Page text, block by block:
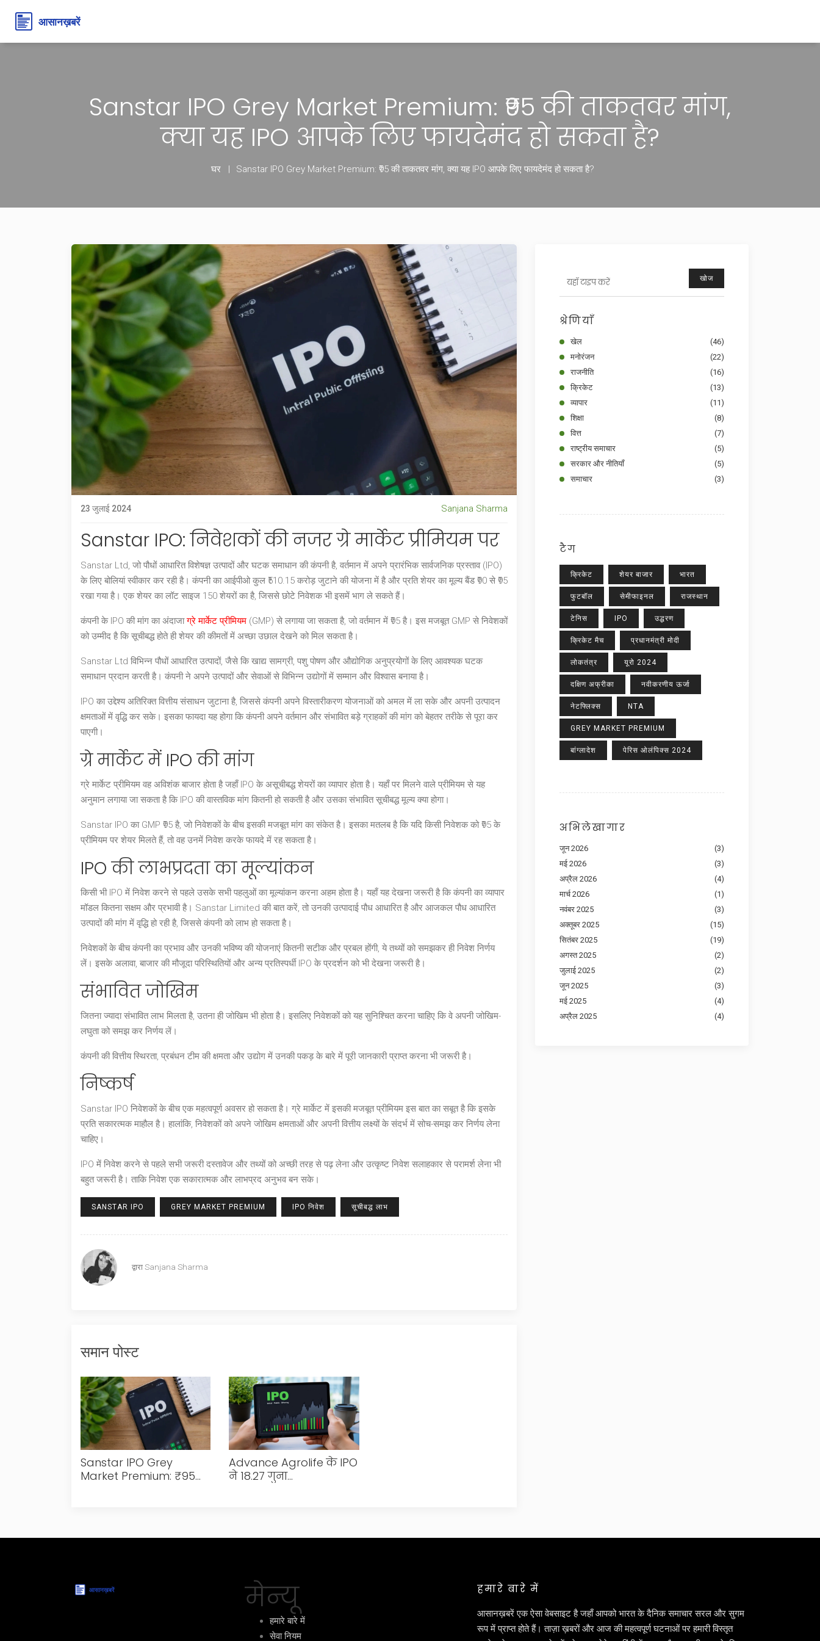
Sanstar IPO Grey Market Premium: ₹95 की ताकतवर मांग,
क्या यह IPO आपके लिए फायदेमंद हो सकता है?
घर Sanstar IPO Grey Market Premium: ₹95 की ताकतवर मांग, क्या यह IPO आपके लिए फायदेमंद हो सकता है?
23 जुलाई 2024 Sanjana Sharma
Sanstar IPO: निवेशकों की नजर ग्रे मार्केट प्रीमियम पर
Sanstar Ltd, जो पौधों आधारित विशेषज्ञ उत्पादों और घटक समाधान की कंपनी है, वर्तमान में अपने प्रारंभिक सार्वजनिक प्रस्ताव (IPO)
के लिए बोलियां स्वीकार कर रही है। कंपनी का आईपीओ कुल ₹510.15 करोड़ जुटाने की योजना में है और प्रति शेयर का मूल्य बैंड ₹90 से ₹95
रखा गया है। एक शेयर का लॉट साइज 150 शेयरों का है, जिससे छोटे निवेशक भी इसमें भाग ले सकते हैं।
कंपनी के IPO की मांग का अंदाजाग्रे मार्केट प्रीमियम (GMP) से लगाया जा सकता है, जो वर्तमान में ₹95 है। इस मजबूत GMP से निवेशकों
को उम्मीद है कि सूचीबद्ध होते ही शेयर की कीमतों में अच्छा उछाल देखने को मिल सकता है।
Sanstar Ltd विभिन्न पौधों आधारित उत्पादों, जैसे कि खाद्य सामग्री, पशु पोषण और औद्योगिक अनुप्रयोगों के लिए आवश्यक घटक
समाधान प्रदान करती है। कंपनी ने अपने उत्पादों और सेवाओं से विभिन्न उद्योगों में सम्मान और विश्वास बनाया है।
IPO का उद्देश्य अतिरिक्त वित्तीय संसाधन जुटाना है, जिससे कंपनी अपने विस्तारीकरण योजनाओं को अमल में ला सके और अपनी उत्पादन
क्षमताओं में वृद्धि कर सके। इसका फायदा यह होगा कि कंपनी अपने वर्तमान और संभावित बड़े ग्राहकों की मांग को बेहतर तरीके से पूरा कर
पाएगी।
ग्रे मार्केट में IPO की मांग
ग्रे मार्केट प्रीमियम वह अविशंक बाजार होता है जहाँ IPO के असूचीबद्ध शेयरों का व्यापार होता है। यहाँ पर मिलने वाले प्रीमियम से यह
अनुमान लगाया जा सकता है कि IPO की वास्तविक मांग कितनी हो सकती है और उसका संभावित सूचीबद्ध मूल्य क्या होगा।
Sanstar IPO का GMP ₹95 है, जो निवेशकों के बीच इसकी मजबूत मांग का संकेत है। इसका मतलब है कि यदि किसी निवेशक को ₹95 के
प्रीमियम पर शेयर मिलते हैं, तो वह उनमें निवेश करके फायदे में रह सकता है।
IPO की लाभप्रदता का मूल्यांकन
किसी भी IPO में निवेश करने से पहले उसके सभी पहलुओं का मूल्यांकन करना अहम होता है। यहाँ यह देखना जरूरी है कि कंपनी का व्यापार
मॉडल कितना सक्षम और प्रभावी है। Sanstar Limited की बात करें, तो उनकी उत्पादाई पौध आधारित है और आजकल पौध आधारित
उत्पादों की मांग में वृद्धि हो रही है, जिससे कंपनी को लाभ हो सकता है।
निवेशकों के बीच कंपनी का प्रभाव और उनकी भविष्य की योजनाएं कितनी सटीक और प्रबल होंगी, ये तथ्यों को समझकर ही निवेश निर्णय
लें। इसके अलावा, बाजार की मौजूदा परिस्थितियों और अन्य प्रतिस्पर्धी IPO के प्रदर्शन को भी देखना जरूरी है।
संभावित जोखिम
जितना ज्यादा संभावित लाभ मिलता है, उतना ही जोखिम भी होता है। इसलिए निवेशकों को यह सुनिश्चित करना चाहिए कि वे अपनी जोखिम-
लघुता को समझ कर निर्णय लें।
कंपनी की वित्तीय स्थिरता, प्रबंधन टीम की क्षमता और उद्योग में उनकी पकड़ के बारे में पूरी जानकारी प्राप्त करना भी जरूरी है।
निष्कर्ष
Sanstar IPO निवेशकों के बीच एक महत्वपूर्ण अवसर हो सकता है। ग्रे मार्केट में इसकी मजबूत प्रीमियम इस बात का सबूत है कि इसके
प्रति सकारत्मक माहौल है। हालांकि, निवेशकों को अपने जोखिम क्षमताओं और अपनी वित्तीय लक्ष्यों के संदर्भ में सोच-समझ कर निर्णय लेना
चाहिए।
IPO में निवेश करने से पहले सभी जरूरी दस्तावेज और तथ्यों को अच्छी तरह से पढ़ लेना और उत्कृष्ट निवेश सलाहकार से परामर्श लेना भी
बहुत जरूरी है। ताकि निवेश एक सकारात्मक और लाभप्रद अनुभव बन सके।
SANSTAR IPO GREY MARKET PREMIUM IPO निवेश सूचीबद्ध लाभ
द्वारा Sanjana Sharma
समान पोस्ट
Sanstar IPO Grey
Market Premium: ₹95
Advance Agrolife के IPO
ने 18.27 गुना
खोज
श्रेणियाँ
खेल
(46)
मनोरंजन
(22)
राजनीति
(16)
क्रिकेट
(13)
व्यापार
(11)
शिक्षा
(8)
वित्त
(7)
राष्ट्रीय समाचार
(5)
सरकार और नीतियाँ
(5)
समाचार
(3)
टैग
क्रिकेट शेयर बाजार भारत
फुटबॉल सेमीफाइनल राजस्थान
टेनिस IPO उद्धरण
क्रिकेट मैच प्रधानमंत्री मोदी
लोकतंत्र यूरो 2024
दक्षिण अफ्रीका नवीकरणीय ऊर्जा
नेटफ्लिक्स NTA
GREY MARKET PREMIUM
बांग्लादेश पेरिस ओलंपिक्स 2024
अभिलेखागार
जून 2026
(3)
मई 2026
(3)
अप्रैल 2026
(4)
मार्च 2026
(1)
नवंबर 2025
(3)
अक्तूबर 2025
(15)
सितंबर 2025
(19)
अगस्त 2025
(2)
जुलाई 2025
(2)
जून 2025
(3)
मई 2025
(4)
अप्रैल 2025
(4)
मेन्यू
हमारे बारे में
सेवा नियम
हमारे बारे में
आसानख़बरें एक ऐसा वेबसाइट है जहाँ आपको भारत के दैनिक समाचार सरल और सुगम
रूप में प्राप्त होते हैं। ताज़ा ख़बरों और आज की महत्वपूर्ण घटनाओं पर हमारी विस्तृत